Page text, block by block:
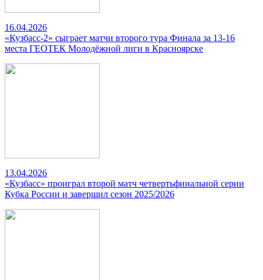
16.04.2026
«Кузбасс-2» сыграет матчи второго тура Финала за 13-16
места ГЕОТЕК Молодёжной лиги в Красноярске
13.04.2026
«Кузбасс» проиграл второй матч четвертьфинальной серии
Кубка России и завершил сезон 2025/2026